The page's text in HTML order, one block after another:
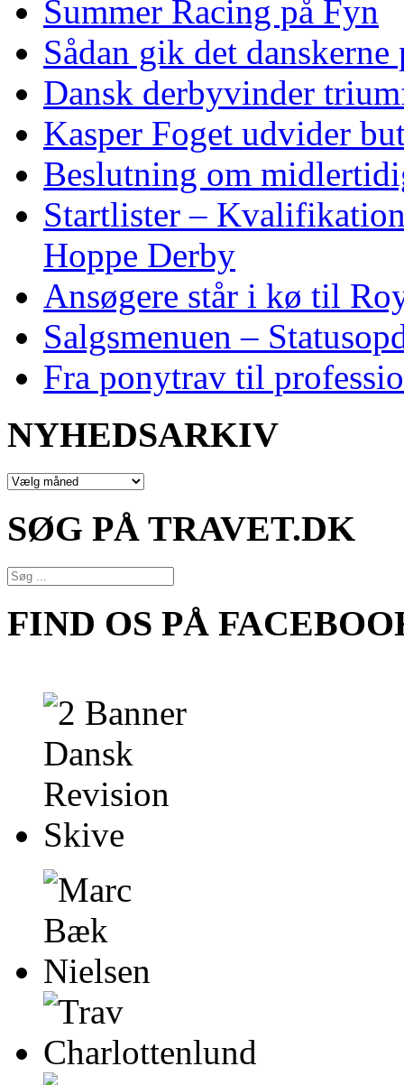
Summer Racing på Fyn
Sådan gik det
Dansk derbyvinder
Kasper Foget udvider
Beslutning om
Startlister –
Hoppe Derby
Ansøgere står i kø til
Salgsmenuen –
Fra ponytrav til
NYHEDSARKIV
NYHEDSARKIV
SØG PÅ TRAVET.DK
FIND OS PÅ